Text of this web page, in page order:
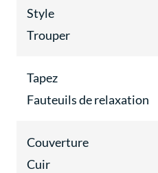
Style
Trouper
Tapez
Fauteuils de relaxation
Couverture
Cuir